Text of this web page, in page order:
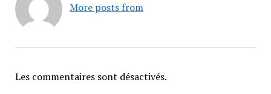
More posts from
Les commentaires sont désactivés.